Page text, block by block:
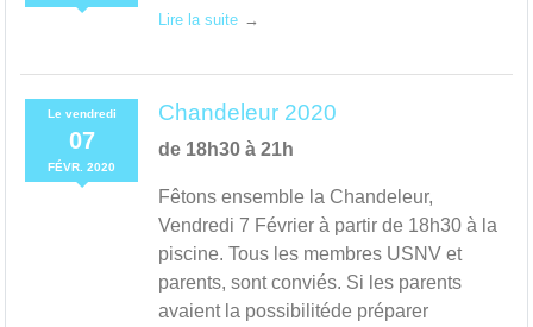
Lire la suite
Le vendredi
07
FÉVR. 2020
Chandeleur 2020
de 18h30 à 21h
Fêtons ensemble la Chandeleur,
Vendredi 7 Février à partir de 18h30 à la
piscine. Tous les membres USNV et
parents, sont conviés. Si les parents
avaient la possibilitéde préparer